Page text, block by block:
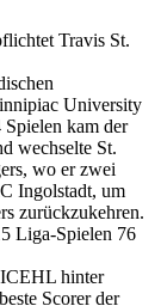
Travis St.
University
kam der
wechselte St.
wo er zwei
Ingolstadt, um
zurückzukehren.
Liga-Spielen 76
hinter
Scorer der